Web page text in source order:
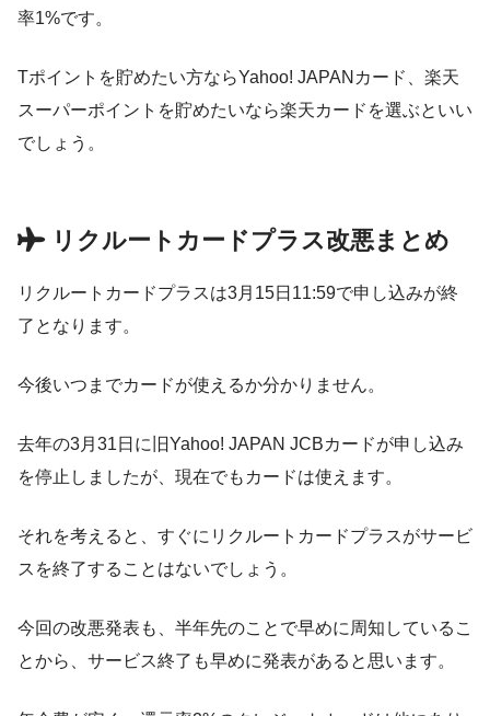
率1%です。
Tポイントを貯めたい方ならYahoo! JAPANカード、楽天
スーパーポイントを貯めたいなら楽天カードを選ぶといい
でしょう。
リクルートカードプラス改悪まとめ
リクルートカードプラスは3月15日11:59で申し込みが終
了となります。
今後いつまでカードが使えるか分かりません。
去年の3月31日に旧Yahoo! JAPAN JCBカードが申し込み
を停止しましたが、現在でもカードは使えます。
それを考えると、すぐにリクルートカードプラスがサービ
スを終了することはないでしょう。
今回の改悪発表も、半年先のことで早めに周知しているこ
とから、サービス終了も早めに発表があると思います。